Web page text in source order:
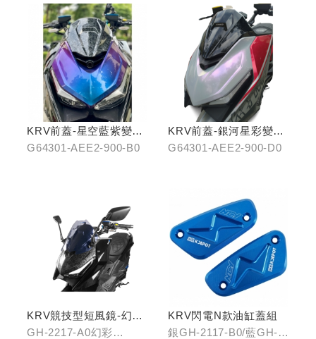
KRV前蓋-星空藍紫變色
龍
G64301-AEE2-900-B0
KRV前蓋-銀河星彩變色
龍
G64301-AEE2-900-D0
KRV競技型短風鏡-幻彩
藍/燻黑
GH-2217-A0幻彩
KRV閃電N款油缸蓋組
銀GH-2117-B0/藍GH-